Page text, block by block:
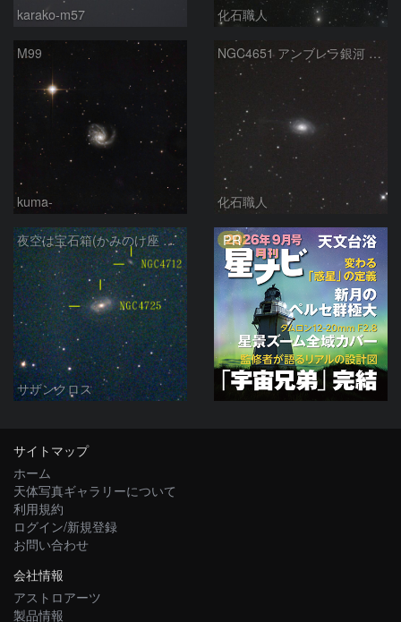
karako-m57 化石職人
M99
kuma-
NGC4651 アンブレラ銀河 かみのけ座
化石職人
夜空は宝石箱(かみのけ座 NGC4725) Seestar50
サザンクロス
PR
サイトマップ
ホーム
天体写真ギャラリーについて
利用規約
ログイン/新規登録
お問い合わせ
会社情報
アストロアーツ
製品情報